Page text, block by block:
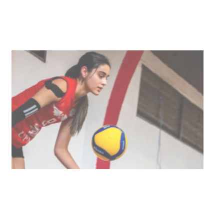
vacunación contra el
meningococo
03-08-2026
NOTICIAS